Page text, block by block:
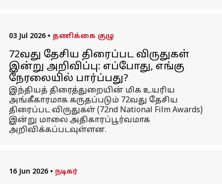
03 Jul 2026 • தணிக்கை குழு
72வது தேசிய திரைப்பட விருதுகள்
இன்று அறிவிப்பு: எப்போது, எங்கு
நேரலையில் பார்ப்பது?
இந்தியத் திரைத்துறையின் மிக உயரிய
அங்கீகாரமாக கருதப்படும் 72வது தேசிய
திரைப்பட விருதுகள் (72nd National Film Awards)
இன்று மாலை அதிகாரப்பூர்வமாக
அறிவிக்கப்படவுள்ளன.
16 Jun 2026 • நடிகர்